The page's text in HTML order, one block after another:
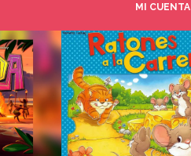
MI CUENTA